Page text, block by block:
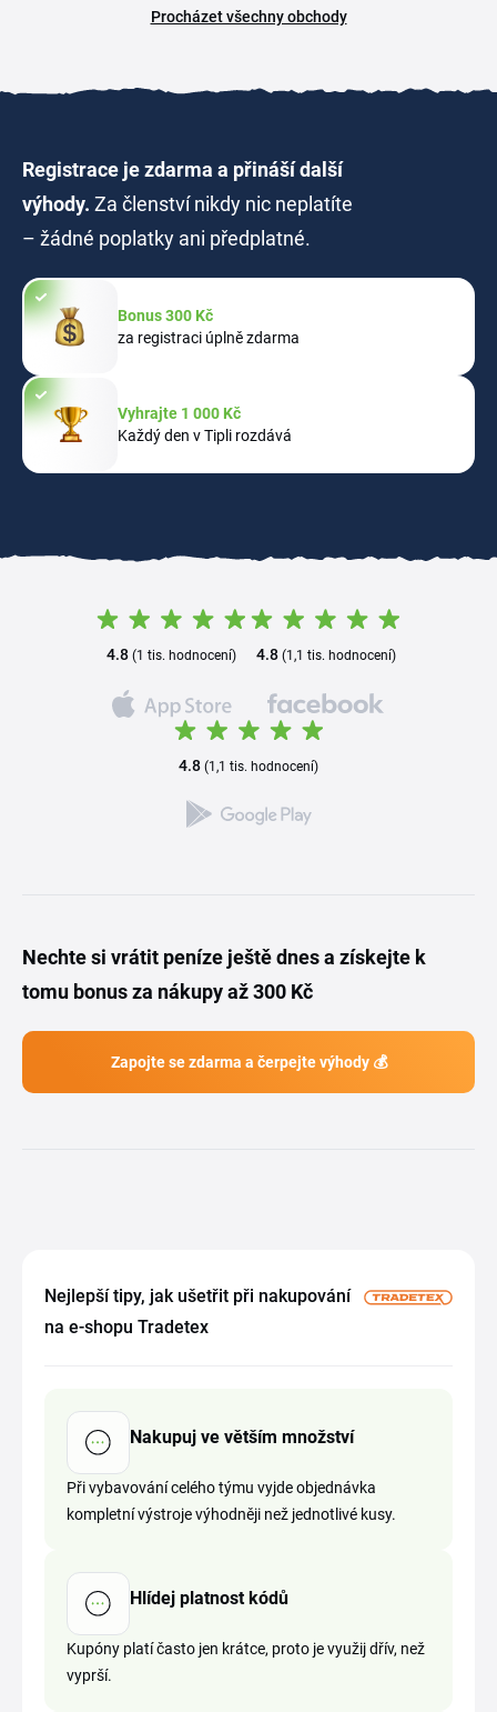
Procházet všechny obchody
Registrace je zdarma a přináší další
výhody. Za členství nikdy nic neplatíte
– žádné poplatky ani předplatné.
Bonus 300 Kč
za registraci úplně zdarma
Vyhrajte 1 000 Kč
Každý den v Tipli rozdává
4.8 (1 tis. hodnocení) 4.8(1,1 tis. hodnocení)
4.8 (1,1 tis. hodnocení)
Nechte si vrátit peníze ještě dnes a získejte k
tomu bonus za nákupy až 300 Kč
Zapojte se zdarma a čerpejte výhody 💰
Nejlepší tipy, jak ušetřit při nakupování
na e-shopu Tradetex
Nakupuj ve větším množství
Při vybavování celého týmu vyjde objednávka
kompletní výstroje výhodněji než jednotlivé kusy.
Hlídej platnost kódů
Kupóny platí často jen krátce, proto je využij dřív, než
vyprší.